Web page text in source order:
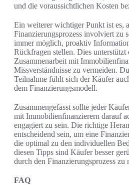
und die voraussichtlichen Kosten
Ein weiterer wichtiger Punkt ist es,
Finanzierungsprozess involviert zu
immer möglich, proaktiv
Rückfragen stellen. Dies unterstützt
Zusammenarbeit mit
Missverständnisse zu vermeiden.
Teilnahme fühlt sich der Käufer
dem Finanzierungsmodell.
Zusammengefasst sollte jeder
mit Immobilienfinanzierern darauf
engagiert zu sein. Die richtige
entscheidend sein, um eine
die optimal zu den individuellen
diesen Tipps sind Käufer besser
durch den Finanzierungsprozess zu
FAQ